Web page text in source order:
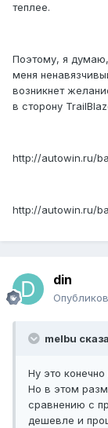
теплее.
Поэтому, я думаю,
меня
возникнет
в сторону
http://autowin.ru/
http://autowin.ru/
din
melbu
Ну это
Но в этом
сравнению с
дешевле и